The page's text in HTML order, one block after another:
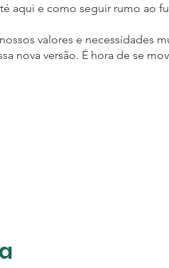
aqui e como seguir rumo ao
valores e necessidades
nova versão. É hora de se